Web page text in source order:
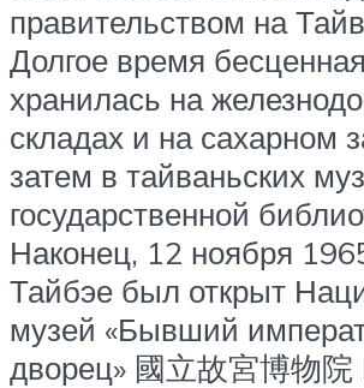
правительством на
Долгое время
хранилась на
складах и на сахарном
затем в тайваньских
государственной
Наконец, 12 ноября
Тайбэе был открыт
музей «Бывший
дворец» 國立故宮博物院